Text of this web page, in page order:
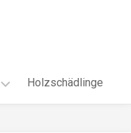
Holzschädlinge